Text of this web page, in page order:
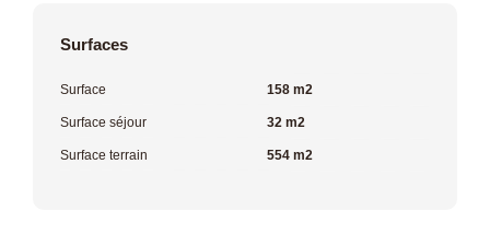
Surfaces
Surface 158 m2
Surface séjour 32 m2
Surface terrain 554 m2